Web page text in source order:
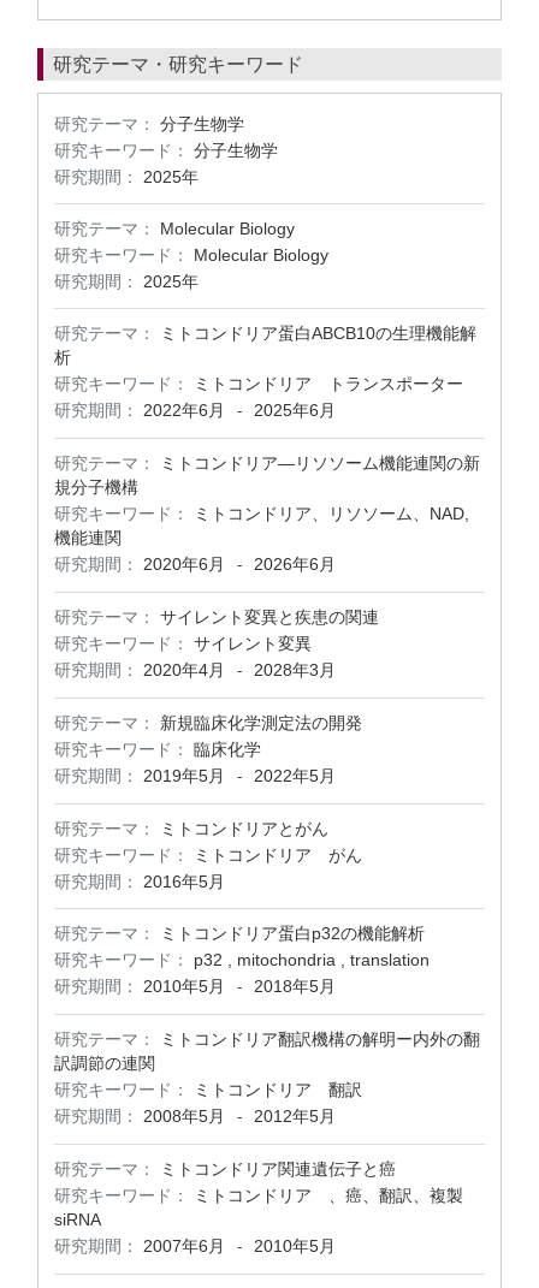
研究テーマ・研究キーワード
研究テーマ：
分子生物学
研究キーワード：
分子生物学
研究期間：
2025年
研究テーマ：
Molecular Biology
研究キーワード：
Molecular Biology
研究期間：
2025年
研究テーマ：
ミトコンドリア蛋白ABCB10の生理機能解
析
研究キーワード：
ミトコンドリア トランスポーター
研究期間：
2022年6月 - 2025年6月
研究テーマ：
ミトコンドリア―リソソーム機能連関の新
規分子機構
研究キーワード：
ミトコンドリア、リソソーム、NAD,
機能連関
研究期間：
2020年6月 - 2026年6月
研究テーマ：
サイレント変異と疾患の関連
研究キーワード：
サイレント変異
研究期間：
2020年4月 - 2028年3月
研究テーマ：
新規臨床化学測定法の開発
研究キーワード：
臨床化学
研究期間：
2019年5月 - 2022年5月
研究テーマ：
ミトコンドリアとがん
研究キーワード：
ミトコンドリア がん
研究期間：
2016年5月
研究テーマ：
ミトコンドリア蛋白p32の機能解析
研究キーワード：
p32 , mitochondria , translation
研究期間：
2010年5月 - 2018年5月
研究テーマ：
ミトコンドリア翻訳機構の解明ー内外の翻
訳調節の連関
研究キーワード：
ミトコンドリア 翻訳
研究期間：
2008年5月 - 2012年5月
研究テーマ：
ミトコンドリア関連遺伝子と癌
研究キーワード：
ミトコンドリア 、癌、翻訳、複製
siRNA
研究期間：
2007年6月 - 2010年5月